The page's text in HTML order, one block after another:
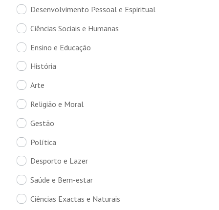
Desenvolvimento Pessoal e Espiritual
Ciências Sociais e Humanas
Ensino e Educação
História
Arte
Religião e Moral
Gestão
Política
Desporto e Lazer
Saúde e Bem-estar
Ciências Exactas e Naturais